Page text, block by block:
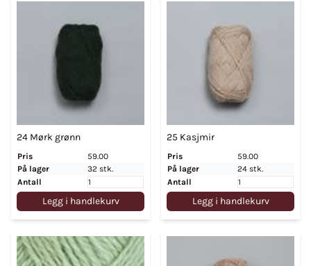
24 Mørk grønn
Pris
59.00
På lager
32 stk.
Antall
Legg i handlekurv
25 Kasjmir
Pris
59.00
På lager
24 stk.
Antall
Legg i handlekurv